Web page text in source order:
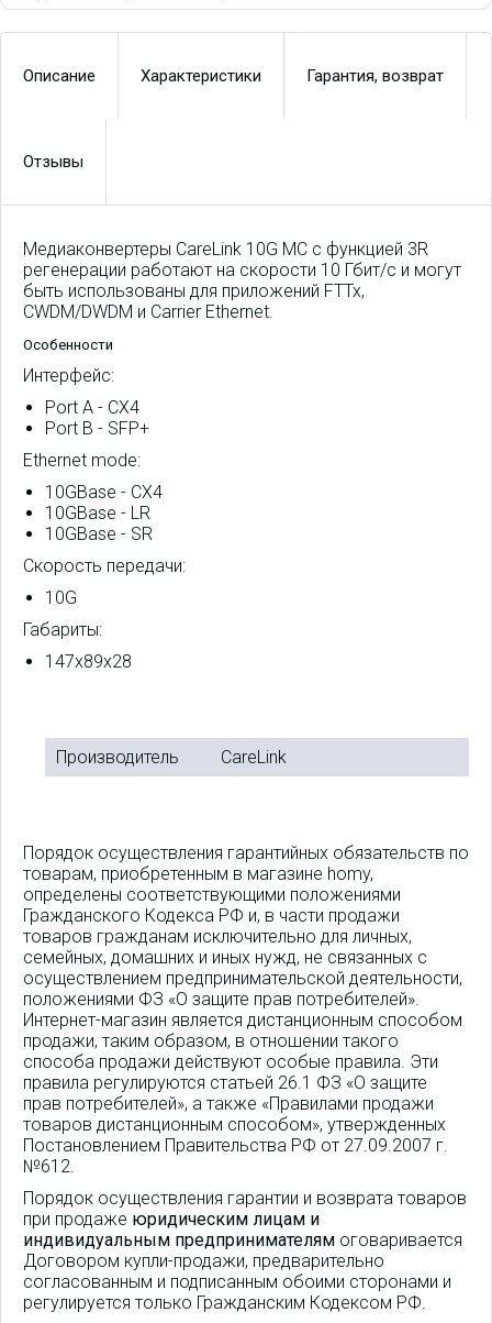
Описание Характеристики Гарантия, возврат
Отзывы
Медиаконвертеры CareLink 10G MC с функцией 3R
регенерации работают на скорости 10 Гбит/с и могут
быть использованы для приложений FTTx,
CWDM/DWDM и Carrier Ethernet.
Особенности
Интерфейс:
Port A - CX4
Port B - SFP+
Ethernet mode:
10GBase - CX4
10GBase - LR
10GBase - SR
Скорость передачи:
10G
Габариты:
147x89x28
Производитель CareLink
Порядок осуществления гарантийных обязательств по
товарам, приобретенным в магазине homy,
определены соответствующими положениями
Гражданского Кодекса РФ и, в части продажи
товаров гражданам исключительно для личных,
семейных, домашних и иных нужд, не связанных с
осуществлением предпринимательской деятельности,
положениями ФЗ «О защите прав потребителей».
Интернет-магазин является дистанционным способом
продажи, таким образом, в отношении такого
способа продажи действуют особые правила. Эти
правила регулируются статьей 26.1 ФЗ «О защите
прав потребителей», а также «Правилами продажи
товаров дистанционным способом», утвержденных
Постановлением Правительства РФ от 27.09.2007 г.
№612.
Порядок осуществления гарантии и возврата товаров
при продаже юридическим лицам и
индивидуальным предпринимателям оговаривается
Договором купли-продажи, предварительно
согласованным и подписанным обоими сторонами и
регулируется только Гражданским Кодексом РФ.